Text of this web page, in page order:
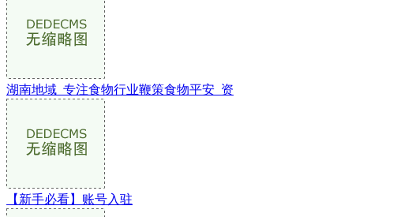
湖南地域_专注食物行业鞭策食物平安_资
【新手必看】账号入驻